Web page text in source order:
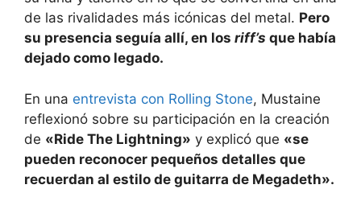
de las rivalidades más icónicas del metal. Pero
su presencia seguía allí, en los riff’s que había
dejado como legado.
En una entrevista con Rolling Stone, Mustaine
reflexionó sobre su participación en la creación
de «Ride The Lightning» y explicó que «se
pueden reconocer pequeños detalles que
recuerdan al estilo de guitarra de Megadeth».